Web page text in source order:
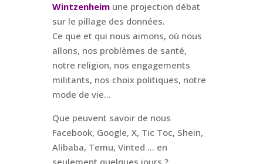
Wintzenheimune projection débat
sur le pillage des données.
Ce que et qui nous aimons, où nous
allons, nos problèmes de santé,
notre religion, nos engagements
militants, nos choix politiques, notre
mode de vie…
Que peuvent savoir de nous
Facebook, Google, X, Tic Toc, Shein,
Alibaba, Temu, Vinted … en
seulement quelques jours ?